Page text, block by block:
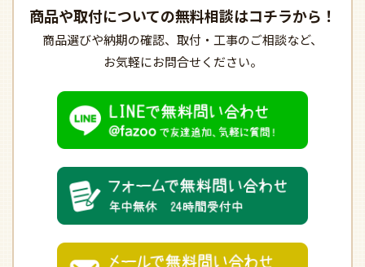
商品や取付についての無料相談はコチラから！
商品選びや納期の確認、 取付・工事のご相談など、
お気軽にお問合せください。